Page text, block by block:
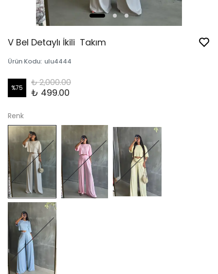
V Bel Detaylı İkili Takım
Ürün Kodu: ulu4444
%75 ₺ 2,000.00
₺ 499.00
Renk